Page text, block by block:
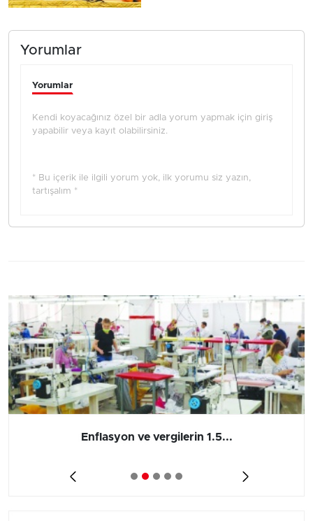
Yorumlar
Yorumlar
Kendi koyacağınız özel bir adla yorum yapmak için giriş
yapabilir veya kayıt olabilirsiniz.
* Bu içerik ile ilgili yorum yok, ilk yorumu siz yazın,
tartışalım *
Enflasyon ve vergilerin 1.5...